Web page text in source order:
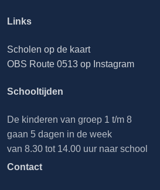
Links
Scholen op de kaart
OBS Route 0513 op Instagram
Schooltijden
De kinderen van groep 1 t/m 8
gaan 5 dagen in de week
van 8.30 tot 14.00 uur naar school
Contact